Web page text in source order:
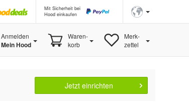
Mit Sicherheit bei
Hood einkaufen
Anmelden
Mein Hood
Waren-
korb
Merk-
zettel
Jetzt einrichten